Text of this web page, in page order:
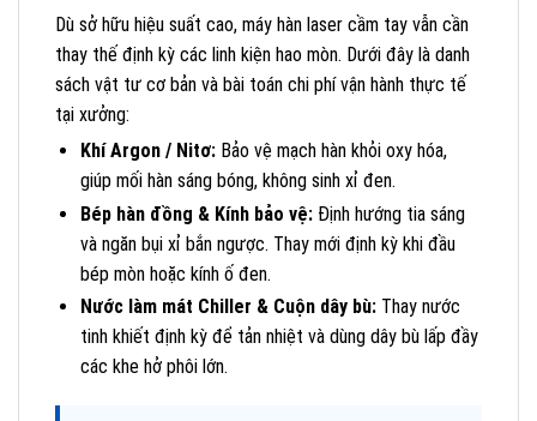
Dù sở hữu hiệu suất cao, máy hàn laser cầm tay vẫn cần
thay thế định kỳ các linh kiện hao mòn. Dưới đây là danh
sách vật tư cơ bản và bài toán chi phí vận hành thực tế
tại xưởng:
Khí Argon / Nitơ:Bảo vệ mạch hàn khỏi oxy hóa,
giúp mối hàn sáng bóng, không sinh xỉ đen.
Bép hàn đồng & Kính bảo vệ:Định hướng tia sáng
và ngăn bụi xỉ bắn ngược. Thay mới định kỳ khi đầu
bép mòn hoặc kính ố đen.
Nước làm mát Chiller & Cuộn dây bù:Thay nước
tinh khiết định kỳ để tản nhiệt và dùng dây bù lấp đầy
các khe hở phôi lớn.